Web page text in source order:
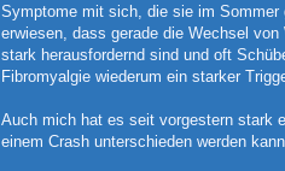
Symptome mit sich, die sie im Sommer
erwiesen, dass gerade die Wechsel
stark herausfordernd sind und oft
Fibromyalgie wiederum ein starker
Auch mich hat es seit vorgestern stark
einem Crash unterschieden werden kann.